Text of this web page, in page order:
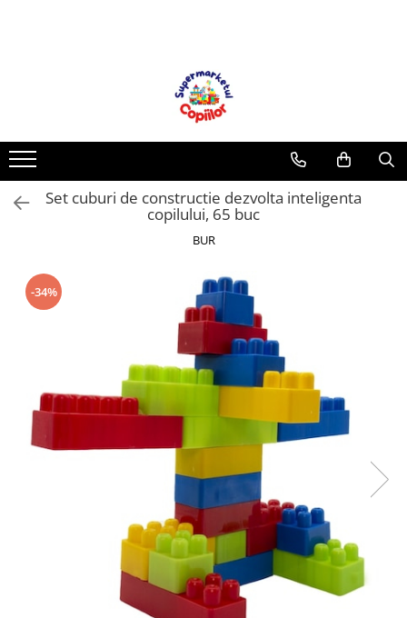
Accesorii pentru petrecere
Baloane
Mobila gradina & terasa
Carti pentru copii
Activitati extracurriculare
Carti de Povesti pentru Copii
Rechizite si papetarie pentru copii
Creioane colorate si carioci
Ghiozdane si genti
Harti de perete si globuri
Manuale si auxiliare scolare
Birotica & Papetarie
Set cuburi de constructie dezvolta inteligenta
copilului, 65 buc
BUR
-34%